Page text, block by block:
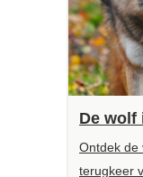
De wolf
Ontdek de
terugkeer